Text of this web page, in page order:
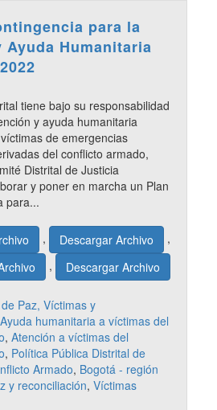
para la
Humanitaria
tiene bajo su responsabilidad
y ayuda humanitaria
de emergencias
del conflicto armado,
Distrital de Justicia
y poner en marcha un Plan
para...
, Descargar Archivo
,
,
Descargar Archivo
Paz, Víctimas y
Ayuda humanitaria a víctimas del
, Atención a víctimas del
, Política Pública Distrital de
Armado, Bogotá - región
y reconciliación, Víctimas